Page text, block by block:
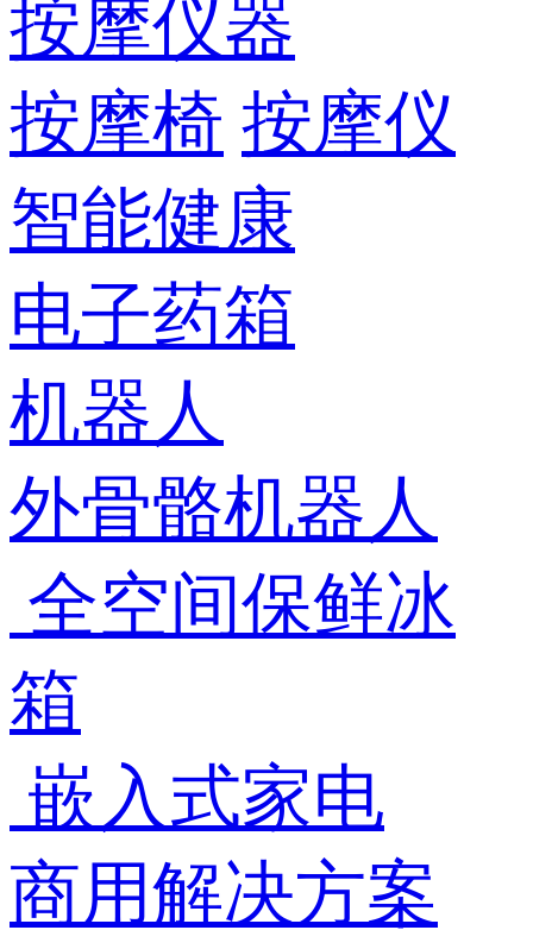
按摩仪器
按摩椅 按摩仪
智能健康
电子药箱
机器人
外骨骼机器人
全空间保鲜冰
箱
嵌入式家电
商用解决方案